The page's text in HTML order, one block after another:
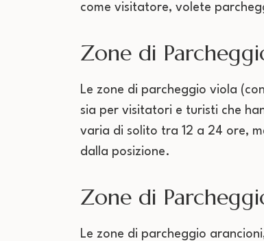
come visitatore, volete
Zone di
Le zone di parcheggio viola
sia per visitatori e turisti che
varia di solito tra 12 a 24 ore,
dalla posizione.
Zone di
Le zone di parcheggio